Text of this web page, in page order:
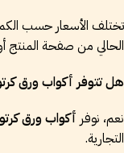
تختلف الأسعار حسب
الحالي من صفحة المنتج
هل تتوفر أكواب ورق
نعم، نوفر أكواب ورق
التجارية.